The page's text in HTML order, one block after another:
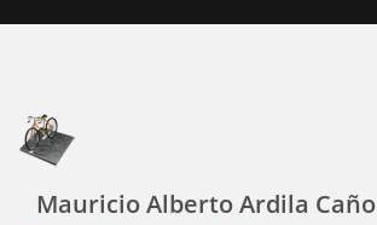
Mauricio Alberto Ardila Caño